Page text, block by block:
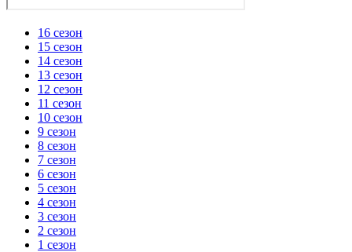
16 сезон
15 сезон
14 сезон
13 сезон
12 сезон
11 сезон
10 сезон
9 сезон
8 сезон
7 сезон
6 сезон
5 сезон
4 сезон
3 сезон
2 сезон
1 сезон